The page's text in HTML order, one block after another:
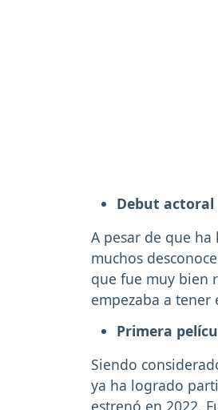
Debut actoral
A pesar de que
muchos
que fue muy bien
empezaba a tener
Primera
Siendo
ya ha logrado
estrenó en 2022.